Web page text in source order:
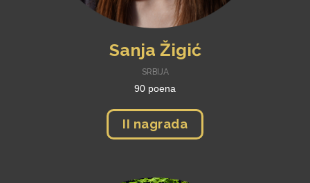
Sanja Žigić
SRBIJA
90 poena
II nagrada